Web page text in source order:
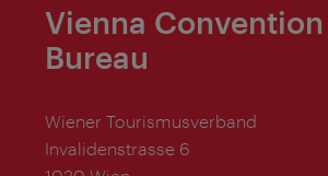
Vienna Convention
Bureau
Wiener Tourismusverband
Invalidenstrasse 6